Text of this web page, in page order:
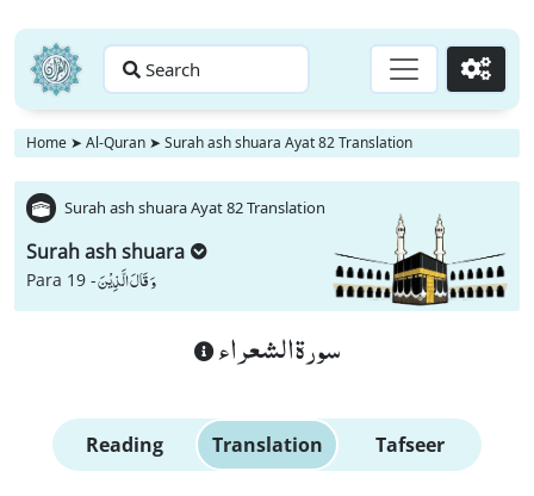
Search Go
Home ➤ Al-Quran ➤ Surah ash shuara Ayat 82 Translation
Surah ash shuara Ayat 82 Translation
Surah ash shuara
Para 19 -وَ قَالَ الَّذِیْنَ
سورة الشعراء
Reading Translation Tafseer